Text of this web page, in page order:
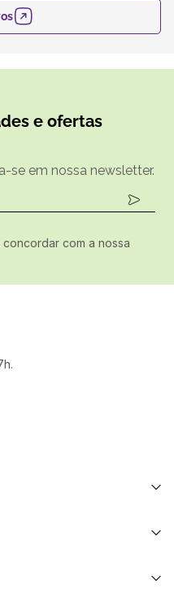
e ofertas
se em nossa newsletter.
com a nossa